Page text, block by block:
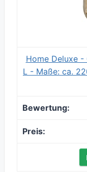
Home Deluxe -
L - Maße: ca.